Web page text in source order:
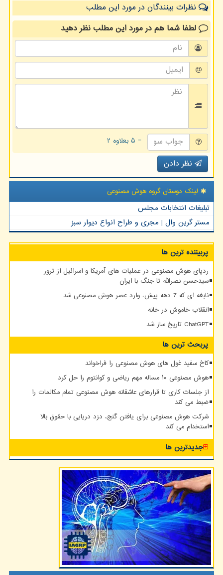
نظرات بینندگان در مورد این مطلب
لطفا شما همدر مورد این مطلبنظر دهید
= ۵ بعلاوه ۲
نظر دادن
لینک دوستان گروه هوش مصنوعی
تبلیغات انتخابات مجلس
مستر گرین وال | مجری و طراح انواع دیوار سبز
پربیننده ترین ها
ردپای هوش مصنوعی در عملیات های آمریکا و اسرائیل از ترور
سیدحسن نصرالله تا جنگ با ایران
نابغه ای که 7 دهه پیش، وارد عصر هوش مصنوعی شد
انقلاب خاموش در خانه
ChatGPT تاریخ ساز شد
پربحث ترین ها
کاخ سفید غول های هوش مصنوعی را فراخواند
هوش مصنوعی ۱۰ مساله مهم ریاضی و کوانتوم را حل کرد
از جلسات کاری تا قرارهای عاشقانه هوش مصنوعی تمام مکالمات را
ضبط می کند
شرکت هوش مصنوعی برای یافتن گنج، دزد دریایی با حقوق بالا
استخدام می کند
جدیدترین ها